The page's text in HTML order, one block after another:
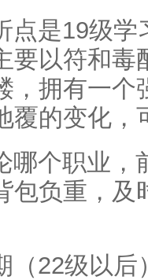
点是19级
要以符和毒
，拥有一个
覆的变化，
哪个职业，
包负重，及
（22级以